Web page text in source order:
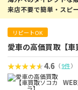
来店不要で簡単・スピ
リピートOK
愛車の高価買取【車
4.6 （9件）